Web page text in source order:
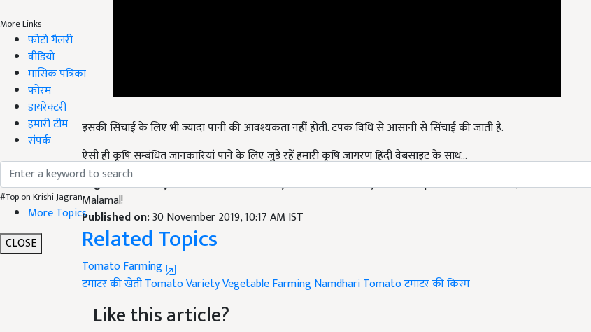
More Links
फोटो गैलरी
वीडियो
मासिक पत्रिका
फोरम
डायरेक्टरी
हमारी टीम
संपर्क
#Top on Krishi Jagran
More Topics
CLOSE
ऐसी ही कृषि सम्बंधित जानकारियां पाने के लिए जुड़े रहें हमारी कृषि जागरण हिंदी वेबसाइट के साथ...
English Summary:Namdhari-4266 variety of tomatoes will yield 1400 quintals in 1 hectare, farmers will be
Malamal!
Published on:
Related Topics
Tomato Farming
टमाटर की खेतीTomato Variety
Like this article?
Hey! I amविवेक कुमार राय. Did you liked this article and have suggestions to improve this article?